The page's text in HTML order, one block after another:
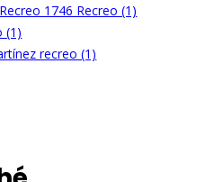
1746 Recreo (1)
(1)
recreo (1)